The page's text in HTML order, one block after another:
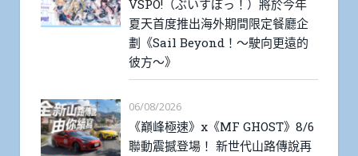
VSPO!（ぶいすぽっ！）將於今年
夏天首度推出海外期間限定餐廳企
劃《Sail Beyond！～駛向更遠的
彼方～》
06/08/2026
《巔峰極速》x《MF GHOST》8/6
聯動震撼登場！ 新世代山路傳說再